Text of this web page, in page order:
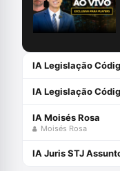
IA Legislação
IA Legislação
IA Moisés Rosa
Moisés Rosa
IA Juris STJ